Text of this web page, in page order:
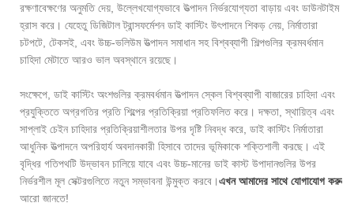
রক্ষণাবেক্ষণের অনুমতি দেয়, উল্লেখযোগ্যভাবে উত্পাদন নির্ভরযোগ্যতা বাড়ায় এবং ডাউনটাইম
হ্রাস করে। যেহেতু ডিজিটাল ট্রান্সফর্মেশন ডাই কাস্টিং উৎপাদনে শিকড় নেয়, নির্মাতারা
চটপটে, টেকসই, এবং উচ্চ-ভলিউম উত্পাদন সমাধান সহ বিশ্বব্যাপী শিল্পগুলির ক্রমবর্ধমান
চাহিদা মেটাতে আরও ভাল অবস্থানে রয়েছে।
সংক্ষেপে, ডাই কাস্টিং অংশগুলির ক্রমবর্ধমান উত্পাদন স্কেল বিশ্বব্যাপী বাজারের চাহিদা এবং
প্রযুক্তিতে অগ্রগতির প্রতি শিল্পের প্রতিক্রিয়া প্রতিফলিত করে। দক্ষতা, স্থায়িত্ব এবং
সাপ্লাই চেইন চাহিদার প্রতিক্রিয়াশীলতার উপর দৃষ্টি নিবদ্ধ করে, ডাই কাস্টিং নির্মাতারা
আধুনিক উত্পাদনে অপরিহার্য অবদানকারী হিসাবে তাদের ভূমিকাকে শক্তিশালী করছে। এই
বৃদ্ধির গতিপথটি উদ্ভাবন চালিয়ে যাবে এবং উচ্চ-মানের ডাই কাস্ট উপাদানগুলির উপর
নির্ভরশীল মূল সেক্টরগুলিতে নতুন সম্ভাবনা উন্মুক্ত করবে।এখন আমাদের সাথে যোগাযোগ করুন
আরো জানতে!